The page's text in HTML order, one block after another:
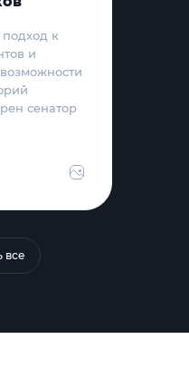
подход к
и
сенатор
все